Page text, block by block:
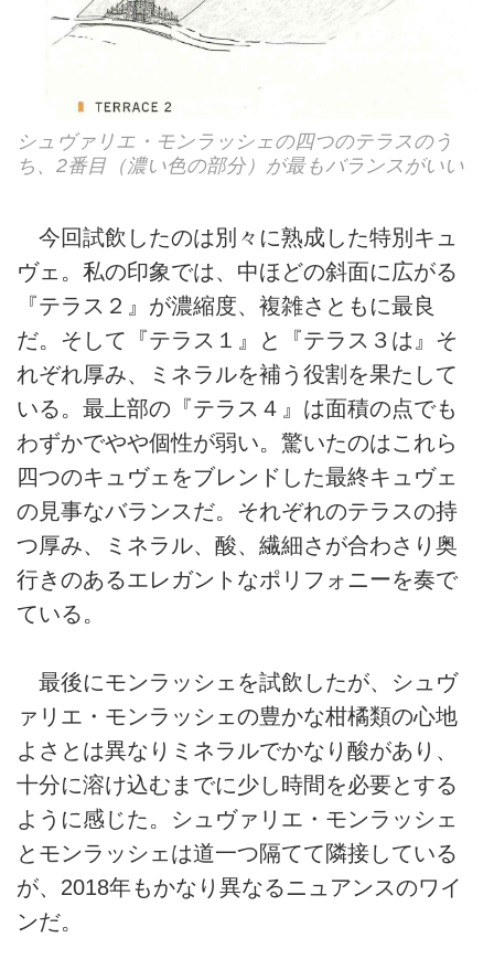
シュヴァリエ・モンラッシェの四つのテラスのう
ち、2番目（濃い色の部分）が最もバランスがいい
今回試飲したのは別々に熟成した特別キュ
ヴェ。私の印象では、中ほどの斜面に広がる
『テラス２』が濃縮度、複雑さともに最良
だ。そして『テラス１』と『テラス３は』そ
れぞれ厚み、ミネラルを補う役割を果たして
いる。最上部の『テラス４』は面積の点でも
わずかでやや個性が弱い。驚いたのはこれら
四つのキュヴェをブレンドした最終キュヴェ
の見事なバランスだ。それぞれのテラスの持
つ厚み、ミネラル、酸、繊細さが合わさり奥
行きのあるエレガントなポリフォニーを奏で
ている。
最後にモンラッシェを試飲したが、シュヴ
ァリエ・モンラッシェの豊かな柑橘類の心地
よさとは異なりミネラルでかなり酸があり、
十分に溶け込むまでに少し時間を必要とする
ように感じた。シュヴァリエ・モンラッシェ
とモンラッシェは道一つ隔てて隣接している
が、2018年もかなり異なるニュアンスのワイ
ンだ。